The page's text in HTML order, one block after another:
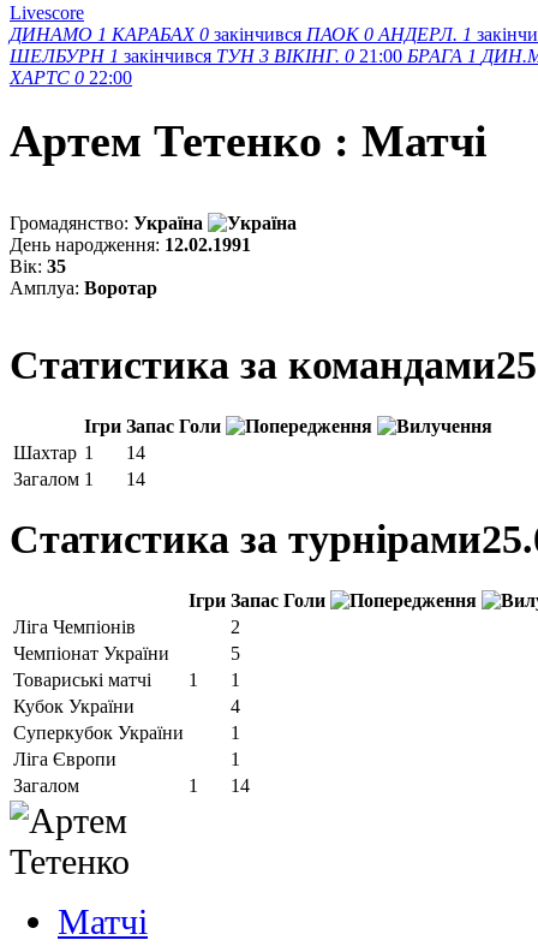
Livescore
ДИНАМО 1 КАРАБАХ 0 закінчився ПАОК 0 АНДЕРЛ. 1
ШЕЛБУРН 1 закінчився ТУН 3 ВІКІНГ. 0 21:00 БРАГА 1
ХАРТС 0 22:00
Артем Тетенко : Матчi
Громадянство: Україна
День народження: 12.02.1991
Вік: 35
Амплуа: Воротар
Статистика за командами
Ігри Запас Голи
Шахтар 1
14
Загалом 1 14
Статистика за турнірами
Ігри Запас Голи
Ліга Чемпіонів
2
Чемпіонат України
5
Товариські матчі
1
1
Кубок України
4
Суперкубок України
1
Ліга Європи
1
Загалом
1 14
Матчi